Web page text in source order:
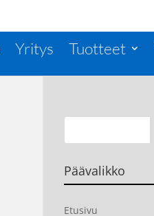
Yritys Tuotteet
Päävalikko
Etusivu